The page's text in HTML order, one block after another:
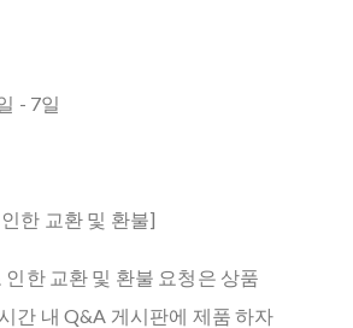
- 7일
한 교환 및 환불]
인한 교환 및 환불 요청은 상품
간 내 Q&A 게시판에 제품 하자